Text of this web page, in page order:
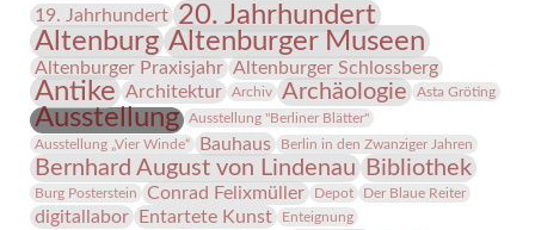
19. Jahrhundert 20. Jahrhundert
Altenburg Altenburger Museen
Altenburger Praxisjahr Altenburger Schlossberg
Antike Architektur Archiv Archäologie Asta Gröting
Ausstellung
Ausstellung "Berliner Blätter"
Ausstellung „Vier Winde“
Bauhaus Berlin in den Zwanziger Jahren
Bernhard August von Lindenau Bibliothek
Burg Posterstein Conrad Felixmüller Depot Der Blaue Reiter
digitallabor Entartete Kunst
Enteignung